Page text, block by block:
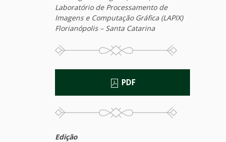
Laboratório de Processamento de
Imagens e Computação Gráfica (LAPIX)
Florianópolis – Santa Catarina
PDF
Edição